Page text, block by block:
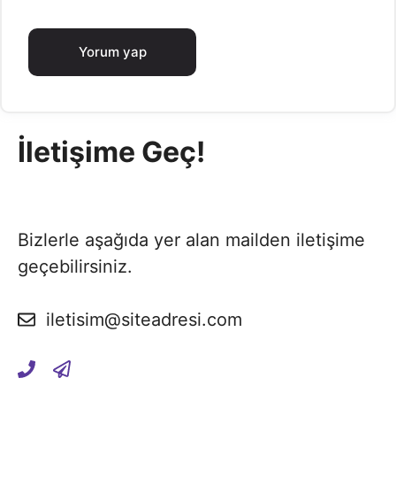
İletişime Geç!
Bizlerle aşağıda yer alan mailden iletişime
geçebilirsiniz.
iletisim@siteadresi.com